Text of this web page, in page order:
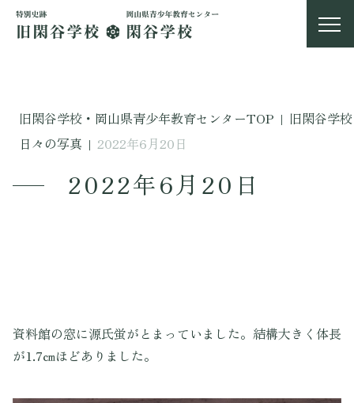
旧閑谷学校・岡山県青少年教育センターTOP | 旧閑谷学校
日々の写真 | 2022年6月20日
2022年6月20日
資料館の窓に源氏蛍がとまっていました。結構大きく体長
が1.7㎝ほどありました。